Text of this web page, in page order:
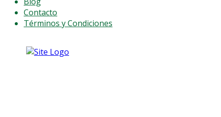
Contacto
Términos y Condiciones